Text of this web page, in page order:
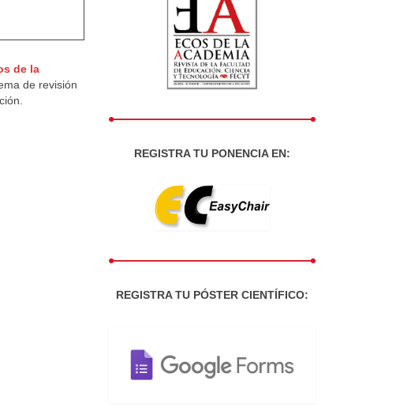
de la
de revisión
REGISTRA TU PONENCIA EN:
REGISTRA TU PÓSTER CIENTÍFICO: